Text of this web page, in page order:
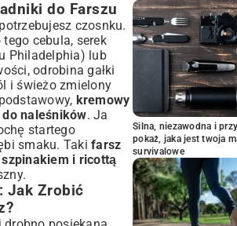
do Farszu
czosnku.
cebula, serek
Philadelphia) lub
odrobina gałki
i świeżo zmielony
kremowy
naleśników. Ja
startego
smaku. Taki farsz
i ricottą
Jak Zrobić
Silna, niezawodna i
pokaż, jaka jest twoja
survivalowe